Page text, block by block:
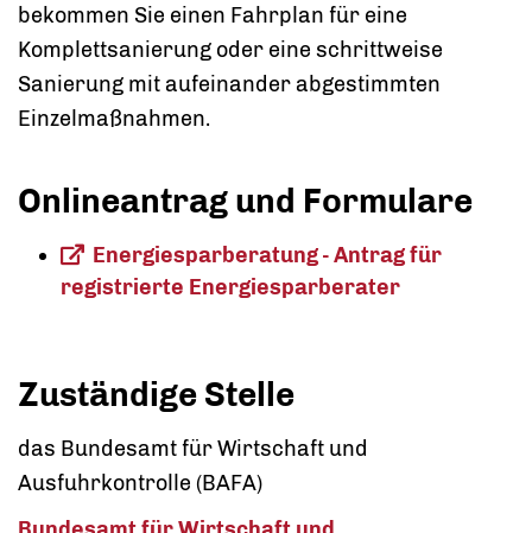
bekommen Sie einen Fahrplan für eine
Komplettsanierung oder eine schrittweise
Sanierung mit aufeinander abgestimmten
Einzelmaßnahmen.
Onlineantrag und Formulare
Energiesparberatung - Antrag für
registrierte Energiesparberater
Zuständige Stelle
das Bundesamt für Wirtschaft und
Ausfuhrkontrolle (BAFA)